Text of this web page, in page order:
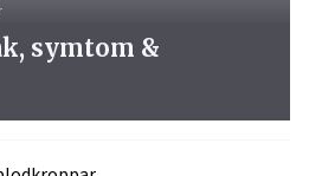
symtom &